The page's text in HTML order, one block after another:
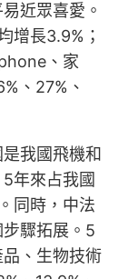
近眾喜愛。
增長3.9%；
、家
、27%、
我國飛機和
年來占我國
同時，中法
驟拓展。5
、生物技術